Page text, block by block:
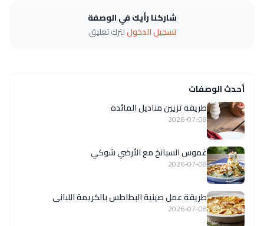
شاركنا رأيك في الوصفة
تسجيل الدخوللترك تعليق.
أحدث الوصفات
طريقة تزيين مناديل المائدة
2026-07-08
غموس السبانخ مع الأرضي شوكي
2026-07-08
طريقة عمل صينية البطاطس بالكريمة اللبانى
2026-07-08